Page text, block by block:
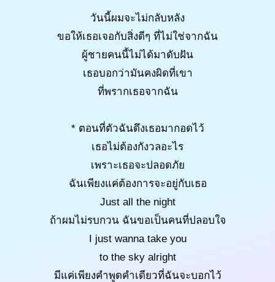
วันนี้ผมจะไม่กลับหลัง
ขอให้เธอเจอกับสิ่งดีๆ ที่ไม่ใช่จากฉัน
ผู้ชายคนนี้ไม่ได้มาดับฝัน
เธอบอกว่ามันคงผิดที่เขา
ที่พรากเธอจากฉัน
* ตอนที่ตัวฉันดึงเธอมากอดไว้
เธอไม่ต้องกังวลอะไร
เพราะเธอจะปลอดภัย
ฉันเพียงแค่ต้องการจะอยู่กับเธอ
Just all the night
ถ้าผมไม่รบกวน ฉันขอเป็นคนที่ปลอบใจ
I just wanna take you
to the sky alright
มีแค่เพียงคำพูดคำเดียวที่ฉันจะบอกไว้